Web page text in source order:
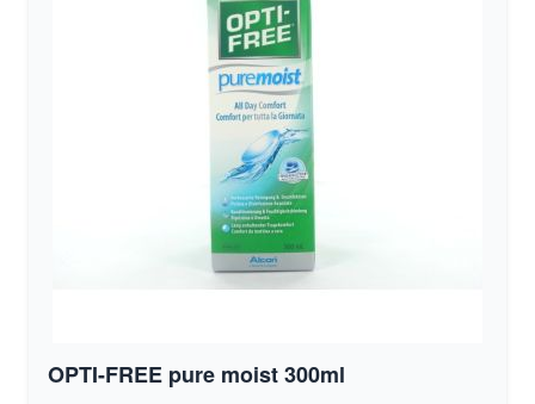
OPTI-FREE pure moist 300ml